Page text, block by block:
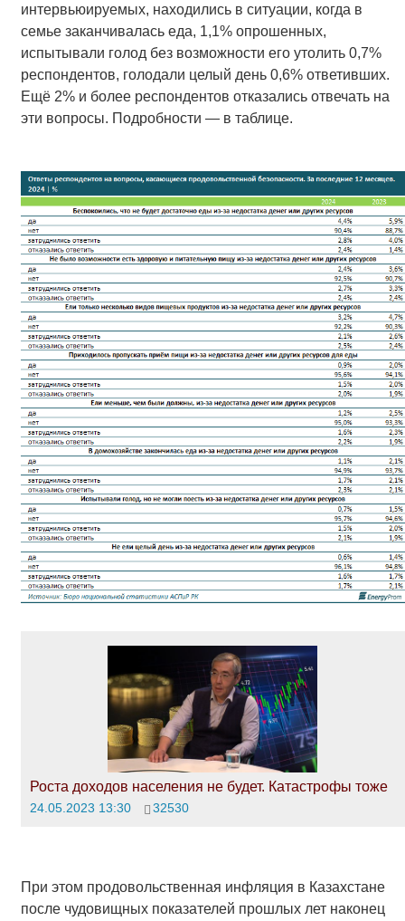
интервьюируемых, находились в ситуации, когда в
семье заканчивалась еда, 1,1% опрошенных,
испытывали голод без возможности его утолить 0,7%
респондентов, голодали целый день 0,6% ответивших.
Ещё 2% и более респондентов отказались отвечать на
эти вопросы. Подробности — в таблице.
Роста доходов населения не будет. Катастрофы тоже
24.05.2023 13:30 32530
При этом продовольственная инфляция в Казахстане
после чудовищных показателей прошлых лет наконец